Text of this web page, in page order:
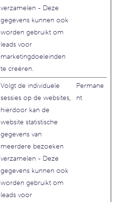
verzamelen - Deze
gegevens kunnen ook
worden gebruikt om
leads voor
marketingdoeleinden
te creëren.
Volgt de individuele
sessies op de websites,
hierdoor kan de
website statistische
gegevens van
meerdere bezoeken
verzamelen - Deze
gegevens kunnen ook
worden gebruikt om
leads voor
Permane
nt